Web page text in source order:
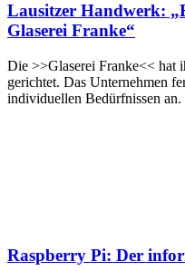
Lausitzer Handwerk:
Glaserei Franke“
Die >>Glaserei Franke<< hat
gerichtet. Das Unternehmen
individuellen Bedürfnissen an.
Raspberry Pi: Der